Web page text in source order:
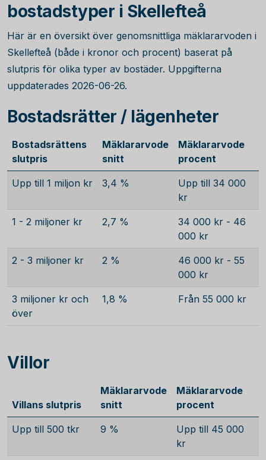
bostadstyper i Skellefteå
Här är en översikt över genomsnittliga mäklararvoden i
Skellefteå (både i kronor och procent) baserat på
slutpris för olika typer av bostäder. Uppgifterna
uppdaterades 2026-06-26.
Bostadsrätter / lägenheter
Bostadsrättens
slutpris
Mäklararvode
snitt
Mäklararvode
procent
Upp till 1 miljon kr 3,4 %
Upp till 34 000
kr
1 - 2 miljoner kr 2,7 %
34 000 kr - 46
000 kr
2 - 3 miljoner kr 2 %
46 000 kr - 55
000 kr
3 miljoner kr och
över
1,8 % Från 55 000 kr
Villor
Villans slutpris
Mäklararvode
snitt
Mäklararvode
procent
Upp till 500 tkr 9 %
Upp till 45 000
kr